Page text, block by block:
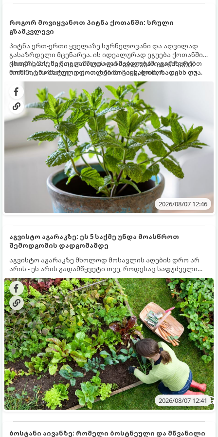
როგორ მოვიყვანოთ პიტნა ქოთანში: სრული
გზამკვლევი
პიტნა ერთ-ერთი ყველაზე სურნელოვანი და ადვილად
გასაზრდელი მცენარეა. ის იდეალურად ეგუება ქოთანში
ცხოვრებას, მეტიც, გამოცდილი მებაღეები გვირჩევენ,
რომ პიტნა მხოლოდ ქოთანში მოვიყვანოთ, რადგან ღია
გრუნტში (ბაღში) დარგვისას ის ფესვებით ძალიან
სწრაფად ვრცელდება და სხვა მცენარეებს ავიწროებს.
ქოთნის პიტნა მთელი წლის განმავლობაში გაგახარებთ
ნორჩი, არომატული ფოთლებით ჩაის, ლიმონათისა თუ
კერძებისთვის.
2026/08/07 12:46
აგვისტო აგარაკზე: ეს 5 საქმე უნდა მოასწროთ
შემოდგომის დადგომამდე
აგვისტო აგარაკზე მხოლოდ მოსავლის აღების დრო არ
არის - ეს არის გადამწყვეტი თვე, როდესაც საფუძველი
ეყრება მომავალი წლის მოსავალს და ბაღი მზადდება
შემოდგომა-ზამთრის სეზონისთვის. იმისათვის, რომ
ნიადაგმა ენერგია აღიდგინოს, ხოლო მცენარეებმა
ზამთარს გაუძლონ, აგვისტოს ბოლომდე 5
მნიშვნელოვანი საქმის გაკეთება უნდა მოასწროთ:
2026/08/07 12:41
ბოსტანი აივანზე: რომელი ბოსტნეული და მწვანილი